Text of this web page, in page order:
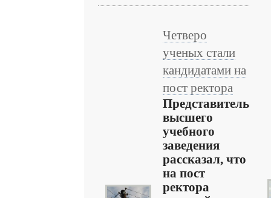
Четверо
ученых стали
кандидатами на
пост ректора
Представитель
высшего
учебного
заведения
рассказал, что
на пост
ректора